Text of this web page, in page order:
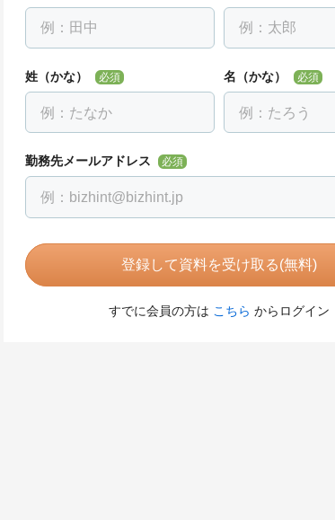
姓（かな） 必須 名（かな） 必須
勤務先メールアドレス 必須
登録して資料を受け取る(無料)
すでに会員の方は こちら からログイン